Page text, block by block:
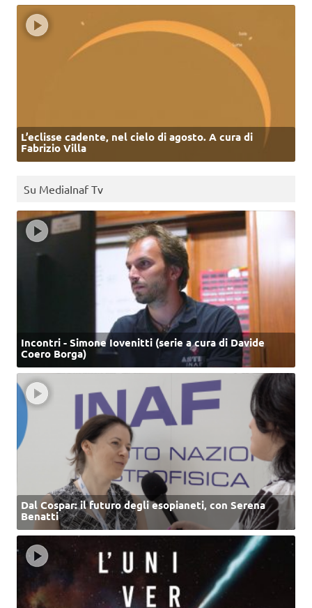
L’eclisse cadente, nel cielo di agosto. A cura di
Fabrizio Villa
Su MediaInaf Tv
Incontri - Simone Iovenitti (serie a cura di Davide
Coero Borga)
Dal Cospar: il futuro degli esopianeti, con Serena
Benatti